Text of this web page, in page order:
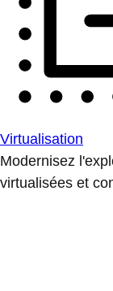
Virtualisation
Modernisez
virtualisées et